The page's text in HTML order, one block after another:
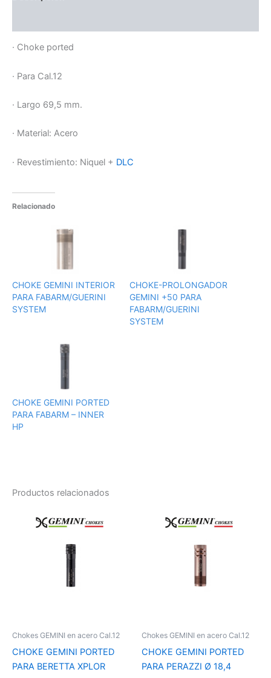
· Choke ported
· Para Cal.12
· Largo 69,5 mm.
· Material: Acero
· Revestimiento: Niquel + DLC
Relacionado
CHOKE GEMINI INTERIOR
PARA FABARM/GUERINI
SYSTEM
CHOKE-PROLONGADOR
GEMINI +50 PARA
FABARM/GUERINI
SYSTEM
CHOKE GEMINI PORTED
PARA FABARM – INNER
HP
Productos relacionados
Chokes GEMINI en acero Cal.12
CHOKE GEMINI PORTED
PARA BERETTA XPLOR
Chokes GEMINI en acero Cal.12
CHOKE GEMINI PORTED
PARA PERAZZI Ø 18,4